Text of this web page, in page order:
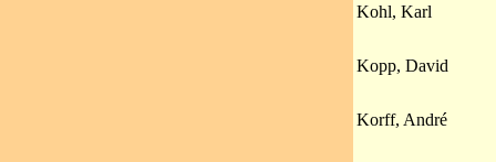
Kohl, Karl
Kopp, David
Korff, André